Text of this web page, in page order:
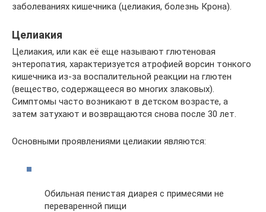
заболеваниях кишечника (целиакия, болезнь Крона).
Целиакия
Целиакия, или как её еще называют глютеновая
энтеропатия, характеризуется атрофией ворсин тонкого
кишечника из-за воспалительной реакции на глютен
(вещество, содержащееся во многих злаковых).
Симптомы часто возникают в детском возрасте, а
затем затухают и возвращаются снова после 30 лет.
Основными проявлениями целиакии являются:
Обильная пенистая диарея с примесями не
переваренной пищи